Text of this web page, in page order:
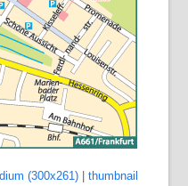
(300x261) |thumbnail